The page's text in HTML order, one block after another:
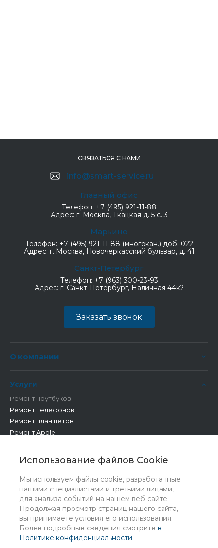
Использование файлов Cookie
Мы используем файлы cookie, разработанные
нашими специалистами и третьими лицами,
для анализа событий на нашем веб-сайте.
Продолжая просмотр страниц нашего сайта,
вы принимаете условия его использования.
Более подробные сведения смотрите в
Политике конфиденциальности.
СВЯЗАТЬСЯ С НАМИ
info@smart-service.ru
Главный офис
Телефон: +7 (495) 921-11-88
Адрес: г. Москва, Ткацкая д. 5 с. 3
Марьино
Телефон: +7 (495) 921-11-88 (многокан.) доб. 022
Адрес: г. Москва, Новочеркасский бульвар, д. 41
Санкт-Петербург
Телефон: +7 (963) 300-23-93
Адрес: г. Санкт-Петербург, Наличная 44к2
Заказать звонок
О компании
Услуги
Ремонт ноутбуков
Ремонт телефонов
Ремонт планшетов
Ремонт Apple